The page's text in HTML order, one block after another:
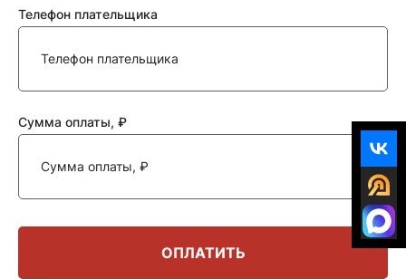
Телефон плательщика
Сумма оплаты, ₽
ОПЛАТИТЬ